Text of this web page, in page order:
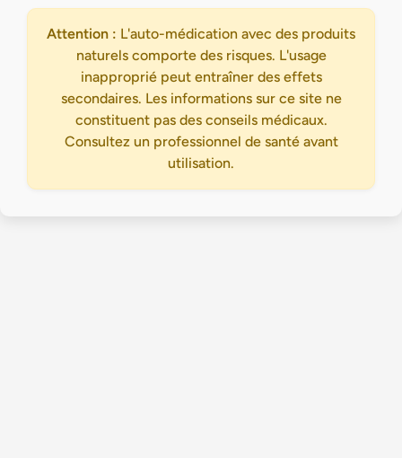
Attention : L'auto-médication avec des produits
naturels comporte des risques. L'usage
inapproprié peut entraîner des effets
secondaires. Les informations sur ce site ne
constituent pas des conseils médicaux.
Consultez un professionnel de santé avant
utilisation.